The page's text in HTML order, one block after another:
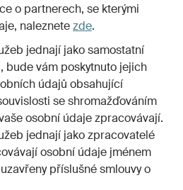
o partnerech, se kterými
naleznetezde.
jednají jako samostatní
bude vám poskytnuto jejich
údajů obsahující
se shromažďováním
osobní údaje zpracovávají.
jednají jako zpracovatelé
osobní údaje jménem
příslušné smlouvy o